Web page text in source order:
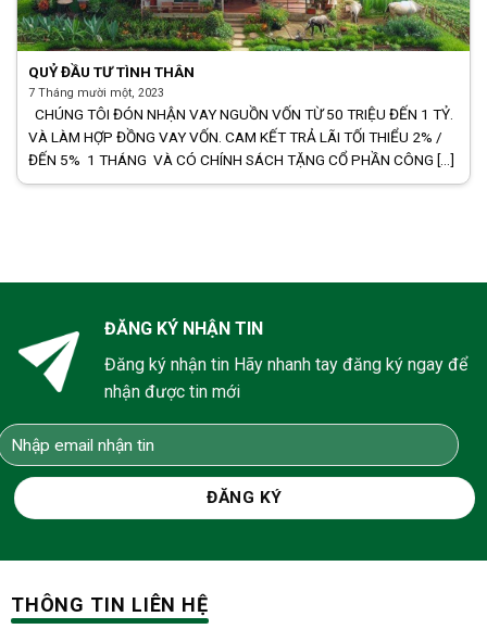
QUỶ ĐẦU TƯ TÌNH THÂN
7 Tháng mười một, 2023
CHÚNG TÔI ĐÓN NHẬN VAY NGUỒN VỐN TỪ 50 TRIỆU ĐẾN 1 TỶ.
VÀ LÀM HỢP ĐỒNG VAY VỐN. CAM KẾT TRẢ LÃI TỐI THIỂU 2% /
ĐẾN 5% 1 THÁNG VÀ CÓ CHÍNH SÁCH TẶNG CỔ PHẦN CÔNG [...]
ĐĂNG KÝ NHẬN TIN
Đăng ký nhận tin Hãy nhanh tay đăng ký ngay để
nhận được tin mới
THÔNG TIN LIÊN HỆ